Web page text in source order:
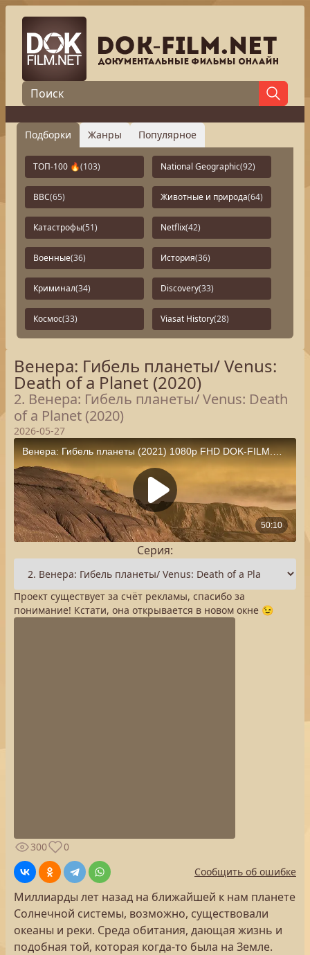
Подборки Жанры Популярное
ТОП-100 🔥(103) National Geographic(92)
BBC(65) Животные и природа(64)
Катастрофы(51) Netflix(42)
Военные(36) История(36)
Криминал(34) Discovery(33)
Космос(33) Viasat History(28)
Венера: Гибель планеты/ Venus:
Death of a Planet (2020)
2. Венера: Гибель планеты/ Venus: Death
of a Planet (2020)
2026-05-27
Серия:
Проект существует за счёт рекламы, спасибо за
понимание! Кстати, она открывается в новом окне 😉
300
0
Сообщить об ошибке
Миллиарды лет назад на ближайшей к нам планете
Солнечной системы, возможно, существовали
океаны и реки. Среда обитания, дающая жизнь и
подобная той, которая когда-то была на Земле.